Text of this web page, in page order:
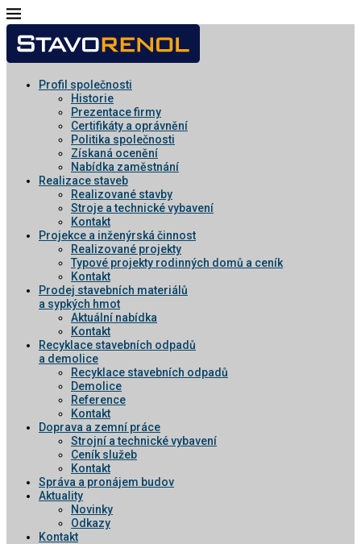
Profil společnosti
Historie
Prezentace firmy
Certifikáty a oprávnění
Politika společnosti
Získaná ocenění
Nabídka zaměstnání
Realizace staveb
Realizované stavby
Stroje a technické vybavení
Kontakt
Projekce a inženýrská činnost
Realizované projekty
Typové projekty rodinných domů a ceník
Kontakt
Prodej stavebních materiálů
a sypkých hmot
Aktuální nabídka
Kontakt
Recyklace stavebních odpadů
a demolice
Recyklace stavebních odpadů
Demolice
Reference
Kontakt
Doprava a zemní práce
Strojní a technické vybavení
Ceník služeb
Kontakt
Správa a pronájem budov
Aktuality
Novinky
Odkazy
Kontakt